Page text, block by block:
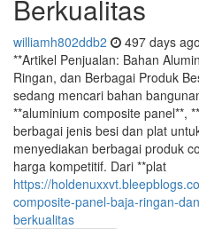
Berkualitas
williamh802ddb2 497 days ago
**Artikel Penjualan: Bahan
Ringan, dan Berbagai Produk
sedang mencari bahan
**aluminium composite panel**,
berbagai jenis besi dan plat
menyediakan berbagai produk
harga kompetitif. Dari **plat
https://
composite-panel-baja-ringan-
berkualitas